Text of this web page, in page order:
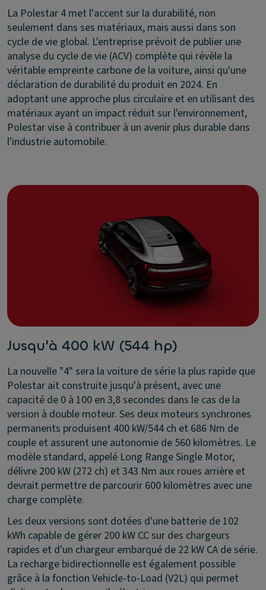
La Polestar 4 met l'accent sur la durabilité, non
seulement dans ses matériaux, mais aussi dans son
cycle de vie global. L'entreprise prévoit de publier une
analyse du cycle de vie (ACV) complète qui révèle la
véritable empreinte carbone de la voiture, ainsi qu'une
déclaration de durabilité du produit en 2024. En
adoptant une approche plus circulaire et en utilisant des
matériaux ayant un impact réduit sur l'environnement,
Polestar vise à contribuer à un avenir plus durable dans
l'industrie automobile.
Jusqu'à 400 kW (544 hp)
La nouvelle "4" sera la voiture de série la plus rapide que
Polestar ait construite jusqu'à présent, avec une
capacité de 0 à 100 en 3,8 secondes dans le cas de la
version à double moteur. Ses deux moteurs synchrones
permanents produisent 400 kW/544 ch et 686 Nm de
couple et assurent une autonomie de 560 kilomètres. Le
modèle standard, appelé Long Range Single Motor,
délivre 200 kW (272 ch) et 343 Nm aux roues arrière et
devrait permettre de parcourir 600 kilomètres avec une
charge complète.
Les deux versions sont dotées d'une batterie de 102
kWh capable de gérer 200 kW CC sur des chargeurs
rapides et d'un chargeur embarqué de 22 kW CA de série.
La recharge bidirectionnelle est également possible
grâce à la fonction Vehicle-to-Load (V2L) qui permet